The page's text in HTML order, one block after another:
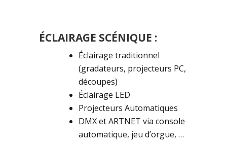
ÉCLAIRAGE SCÉNIQUE :
Éclairage traditionnel
(gradateurs, projecteurs PC,
découpes)
Éclairage LED
Projecteurs Automatiques
DMX et ARTNET via console
automatique, jeu d’orgue, …